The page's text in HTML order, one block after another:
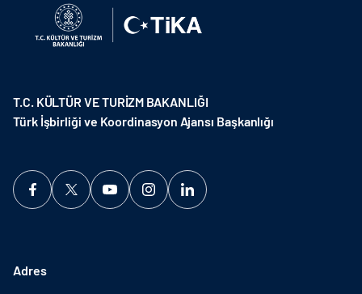
T.C. KÜLTÜR VE TURİZM BAKANLIĞI
Türk İşbirliği ve Koordinasyon Ajansı Başkanlığı
Adres